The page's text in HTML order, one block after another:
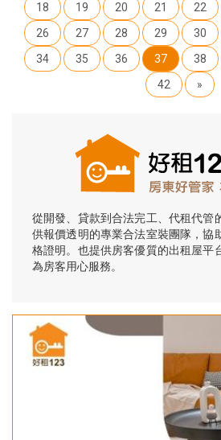
18
19 20 21 22
26
27 28 29 30
34
35 36 37 38
42
»
從開發、貸款到合法完工、代租代管
供報價透明的專業合法室裝團隊，協
格證明。也提供房客優質的出租屋平
為房客用心服務。